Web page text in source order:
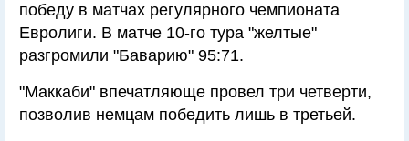
победу в матчах регулярного чемпионата
Евролиги. В матче 10-го тура "желтые"
разгромили "Баварию" 95:71.
"Маккаби" впечатляюще провел три четверти,
позволив немцам победить лишь в третьей.